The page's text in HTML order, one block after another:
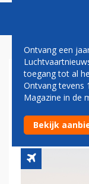
CHINA
NIEUWE
AIRBUS
Ontvang een
toegang tot al
Ontvang tevens
Magazine in de
Bekijk